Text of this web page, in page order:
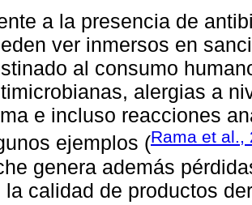
a la presencia de
ver inmersos en
al consumo
alergias a
e incluso reacciones
ejemplos (Rama et al.,
genera además
la calidad de productos